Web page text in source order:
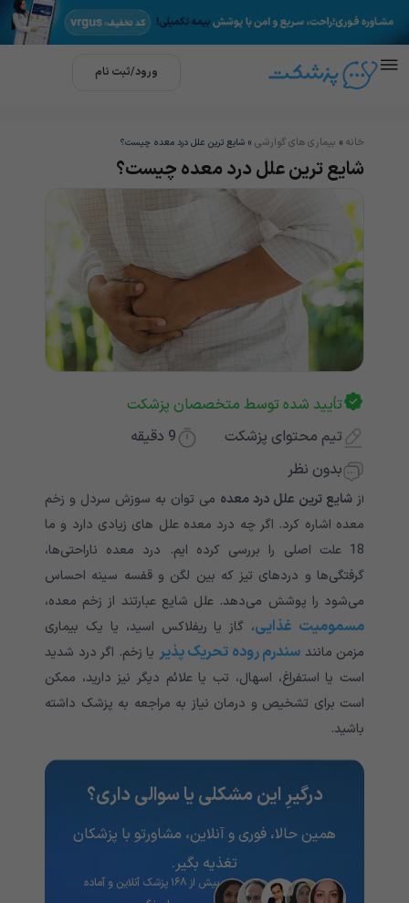
ورود/ثبت نام
خانه » بیماری های گوارشی » شایع ترین علل درد معده چیست؟
شایع ترین علل درد معده چیست؟
تأیید شده توسط متخصصان پزشکت
تیم محتوای پزشکت
9 دقیقه
بدون نظر
از شایع ترین علل درد معده می توان به سوزش سردل و زخم
معده اشاره کرد. اگر چه درد معده علل های زیادی دارد و ما
18 علت اصلی را بررسی کرده ایم. درد معده ناراحتی‌ها،
گرفتگی‌ها و دردهای تیز که بین لگن و قفسه سینه احساس
می‌شود را پوشش می‌دهد. علل شایع عبارتند از زخم معده،
مسمومیت غذایی، گاز یا ریفلاکس اسید، یا یک بیماری
مزمن مانند سندرم روده تحریک پذیر یا زخم. اگر درد شدید
است یا استفراغ، اسهال، تب یا علائم دیگر نیز دارید، ممکن
است برای تشخیص و درمان نیاز به مراجعه به پزشک داشته
باشید.
درگیرِ این مشکلی یا سوالی داری؟
همین حالا، فوری و آنلاین، مشاورتو با پزشکان
تغذیه‌ بگیر.
بیش از ۱۶۸ پزشک آنلاین و آماده